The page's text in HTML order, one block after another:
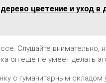
цветение и уход в
Слушайте внимательно,
он еще не умеет делать
с гуманитарным складом